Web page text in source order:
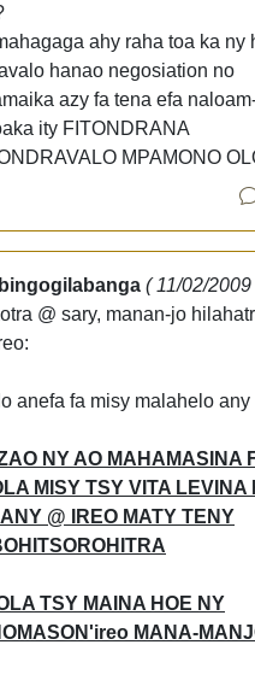
ahy raha toa ka ny
hanao negosiation no
azy fa tena efa
ity FITONDRANA
MPAMONO
( 11/02/
@ sary, manan-jo
anefa fa misy malahelo any
NY AO MAHAMASINA
MISY TSY VITA LEVINA
@ IREO MATY TENY
TSY MAINA HOE NY
MANA-